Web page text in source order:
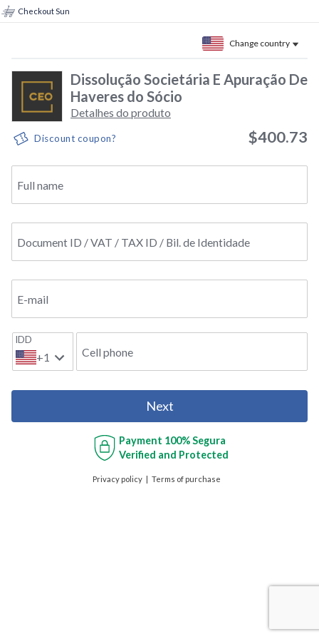
Checkout Sun
Change country
Dissolução Societária E Apuração De
Haveres do Sócio
Detalhes do produto
Discount coupon? $400.73
Full name
Document ID / VAT / TAX ID / Bil. de Identidade
E-mail
IDD
+1 Cell phone
Next
Payment 100% Segura
Verified and Protected
Privacy policy Terms of purchase